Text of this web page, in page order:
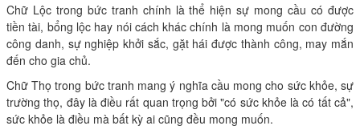
Chữ Lộc trong bức tranh chính là thể hiện sự mong cầu có được
tiền tài, bổng lộc hay nói cách khác chính là mong muốn con đường
công danh, sự nghiệp khởi sắc, gặt hái được thành công, may mắn
đến cho gia chủ.
Chữ Thọ trong bức tranh mang ý nghĩa cầu mong cho sức khỏe, sự
trường thọ, đây là điều rất quan trọng bởi "có sức khỏe là có tất cả",
sức khỏe là điều mà bất kỳ ai cũng đều mong muốn.